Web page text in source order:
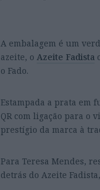
A embalagem é um
azeite, o Azeite Fadista
o Fado.
Estampada a prata em
QR com ligação para o
prestígio da marca à
Para Teresa Mendes,
detrás do Azeite